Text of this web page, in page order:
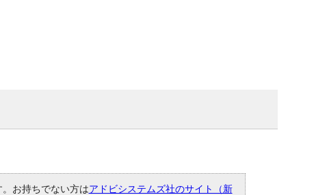
お持ちでない方はアドビシステムズ社のサイト（新